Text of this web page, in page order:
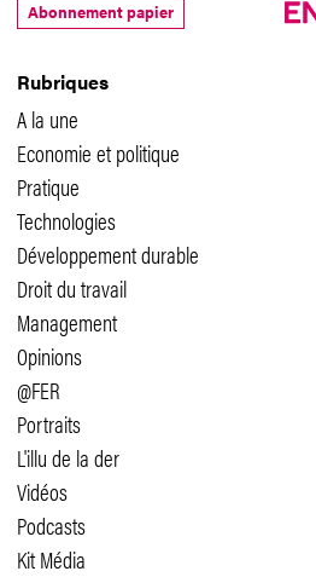
Rubriques
A la une
Economie et politique
Pratique
Technologies
Développement durable
Droit du travail
Management
Opinions
@FER
Portraits
L'illu de la der
Vidéos
Podcasts
Kit Média
Abonnement papier